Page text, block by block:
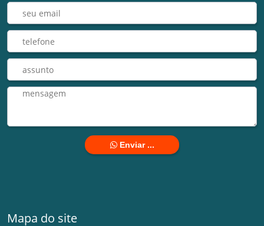
Enviar ...
Mapa do site